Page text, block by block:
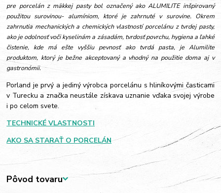
pre porcelán z mäkkej pasty bol označený ako ALUMILITE inšpirovaný
použitou surovinou- alumíniom, ktoré je zahrnuté v surovine. Okrem
zahrnutia mechanických a chemických vlastností porcelánu z tvrdej pasty,
ako je odolnosť voči kyselinám a zásadám, tvrdosť povrchu, hygiena a ľahké
čistenie, kde má ešte vyššiu pevnosť ako tvrdá pasta, je Alumilite
produktom, ktorý je bežne akceptovaný a vhodný na použitie doma aj v
gastronómii.
Porland je prvý a jediný výrobca porcelánu s hliníkovými časticami
v Turecku a značka neustále získava uznanie vďaka svojej výrobe
i po celom svete.
TECHNICKÉ VLASTNOSTI
AKO SA STARAŤ O PORCELÁN
Pôvod tovaru